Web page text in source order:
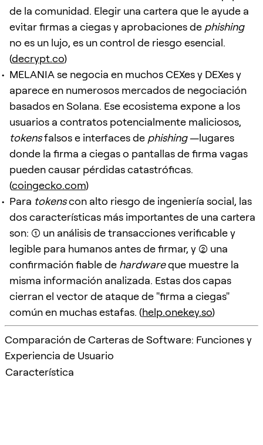
de la comunidad. Elegir una cartera que le ayude a
evitar firmas a ciegas y aprobaciones de phishing
no es un lujo, es un control de riesgo esencial.
(decrypt.co)
MELANIA se negocia en muchos CEXes y DEXes y
aparece en numerosos mercados de negociación
basados en Solana. Ese ecosistema expone a los
usuarios a contratos potencialmente maliciosos,
tokensfalsos e interfaces de phishing—lugares
donde la firma a ciegas o pantallas de firma vagas
pueden causar pérdidas catastróficas.
(coingecko.com)
Para tokenscon alto riesgo de ingeniería social, las
dos características más importantes de una cartera
son: (1) un análisis de transacciones verificable y
legible para humanos antes de firmar, y (2) una
confirmación fiable de hardwareque muestre la
misma información analizada. Estas dos capas
cierran el vector de ataque de "firma a ciegas"
común en muchas estafas. (help.onekey.so)
Comparación de Carteras de Software: Funciones y
Experiencia de Usuario
Característica